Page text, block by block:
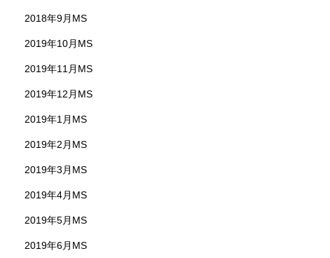
2018年9月MS
2019年10月MS
2019年11月MS
2019年12月MS
2019年1月MS
2019年2月MS
2019年3月MS
2019年4月MS
2019年5月MS
2019年6月MS